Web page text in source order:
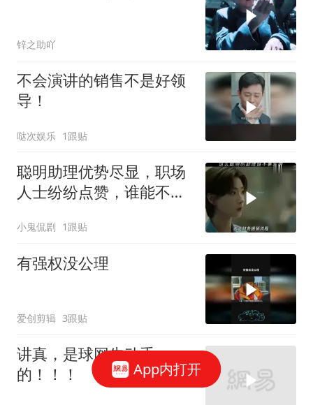
锌之助吖
不会演讲的销售不是好领
导！
哒次娱乐 1跟贴
聪明助理优势尽显，职场
人士纷纷点赞，谁能不爱
小鬼侃剧 1跟贴
有强权没公理
爱创剪辑 3跟贴
讲真，是球网先动手
的！！！
App内打开